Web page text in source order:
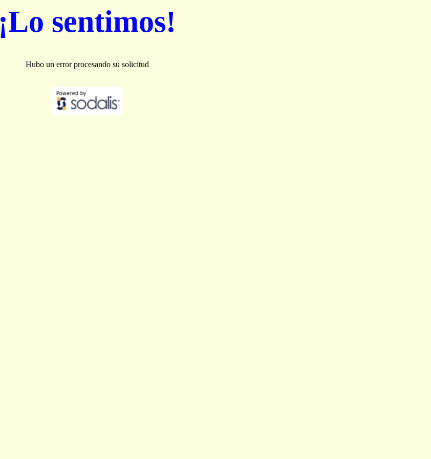
¡Lo sentimos!
Hubo un error procesando su solicitud